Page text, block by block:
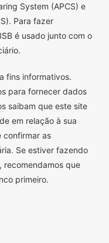
System (APCS) e
Para fazer
é usado junto com o
fins informativos.
para fornecer dados
saibam que este site
em relação à sua
confirmar as
Se estiver fazendo
recomendamos que
primeiro.